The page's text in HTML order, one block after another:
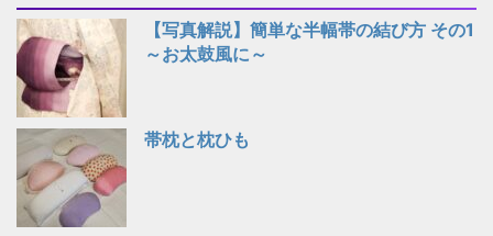
【写真解説】簡単な半幅帯の結び方 その1
～お太鼓風に～
帯枕と枕ひも